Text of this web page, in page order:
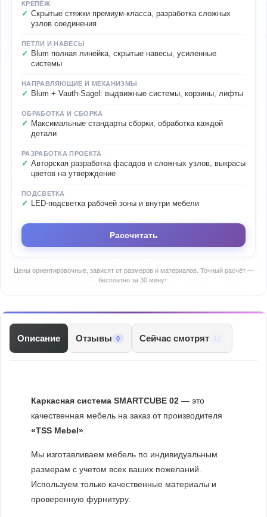
КРЕПЁЖ
Скрытые стяжки премиум-класса, разработка сложных
узлов соединения
ПЕТЛИ И НАВЕСЫ
Blum полная линейка, скрытые навесы, усиленные
системы
НАПРАВЛЯЮЩИЕ И МЕХАНИЗМЫ
Blum + Vauth-Sagel: выдвижные системы, корзины, лифты
ОБРАБОТКА И СБОРКА
Максимальные стандарты сборки, обработка каждой
детали
РАЗРАБОТКА ПРОЕКТА
Авторская разработка фасадов и сложных узлов, выкрасы
цветов на утверждение
ПОДСВЕТКА
LED-подсветка рабочей зоны и внутри мебели
Рассчитать
Цены ориентировочные, зависят от размеров и материалов. Точный расчёт —
бесплатно за 30 минут.
Описание Отзывы 0 Сейчас смотрят
Каркасная система SMARTCUBE 02 — это
качественная мебель на заказ от производителя
«TSS Mebel»
Мы изготавливаем мебель по индивидуальным
размерам с учетом всех ваших пожеланий.
Используем только качественные материалы и
проверенную фурнитуру.